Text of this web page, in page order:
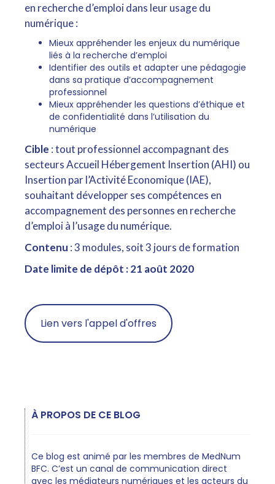
en recherche d’emploi dans leur usage du
numérique :
Mieux appréhender les enjeux du numérique
liés à la recherche d’emploi
Identifier des outils et adapter une pédagogie
dans sa pratique d’accompagnement
professionnel
Mieux appréhender les questions d’éthique et
de confidentialité dans l’utilisation du
numérique
Cible : tout professionnel accompagnant des
secteurs Accueil Hébergement Insertion (AHI) ou
Insertion par l’Activité Economique (IAE),
souhaitant développer ses compétences en
accompagnement des personnes en recherche
d’emploi à l’usage du numérique.
Contenu : 3 modules, soit 3 jours de formation
Date limite de dépôt : 21 août 2020
Lien vers l'appel d'offres
À PROPOS DE CE BLOG
Ce blog est animé par les membres de MedNum
BFC. C’est un canal de communication direct
avec les médiateurs numériques et les acteurs du